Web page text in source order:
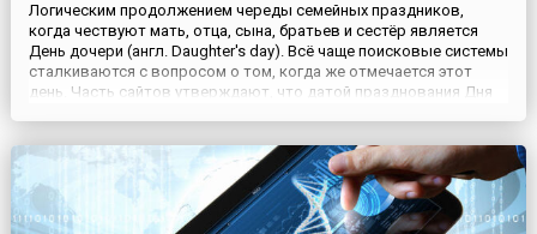
Логическим продолжением череды семейных праздников,
когда чествуют мать, отца, сына, братьев и сестёр является
День дочери (англ. Daughter's day). Всё чаще поисковые системы
сталкиваются с вопросом о том, когда же отмечается этот
день. Часть сайтов утверждают, что датой празднования Дня